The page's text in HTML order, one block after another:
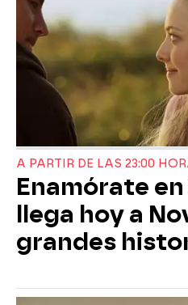
A PARTIR DE LAS 23:00
Enamórate
llega hoy a
grandes